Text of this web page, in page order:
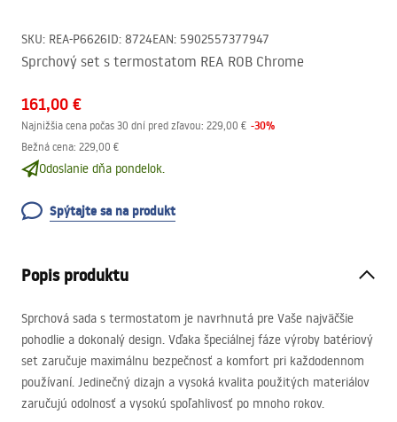
SKU: REA-P6626ID: 8724EAN: 5902557377947
Sprchový set s termostatom REA ROB Chrome
161,00 €
Najnižšia cena počas 30 dní pred zľavou: 229,00 € -30%
Bežná cena: 229,00 €
Odoslanie dňa pondelok.
Spýtajte sa na produkt
Popis produktu
Sprchová sada s termostatom je navrhnutá pre Vaše najväčšie
pohodlie a dokonalý design. Vďaka špeciálnej fáze výroby batériový
set zaručuje maximálnu bezpečnosť a komfort pri každodennom
používaní. Jedinečný dizajn a vysoká kvalita použitých materiálov
zaručujú odolnosť a vysokú spoľahlivosť po mnoho rokov.